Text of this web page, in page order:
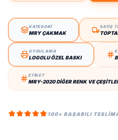
KATEGORİ
MRY ÇAKMAK
SATIŞ
UYGULAMA
LOGOLU ÖZEL BASKI
ETİKET
MRY-2020 DIĞER RENK VE
100+ BAŞARILI